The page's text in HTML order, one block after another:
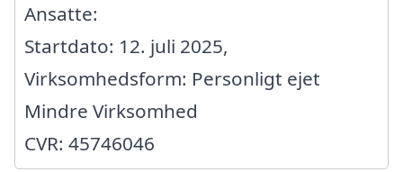
Ansatte:
Startdato: 12. juli 2025,
Virksomhedsform: Personligt ejet
Mindre Virksomhed
CVR: 45746046